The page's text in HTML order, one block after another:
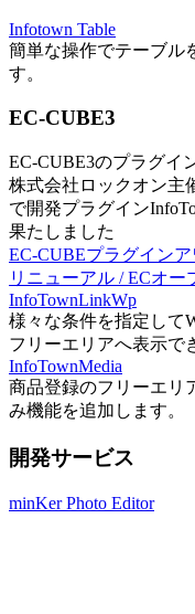
Infotown Table
簡単な操作でテーブル
す。
EC-CUBE3
EC-CUBE3のプラグイ
株式会社ロックオン主
で開発プラグイン
果たしました
EC-CUBEプラグイン
リニューアル / ECオ
InfoTownLinkWp
様々な条件を指定して
フリーエリアへ表示で
InfoTownMedia
商品登録のフリーエリ
み機能を追加します。
開発サービス
minKer Photo Editor